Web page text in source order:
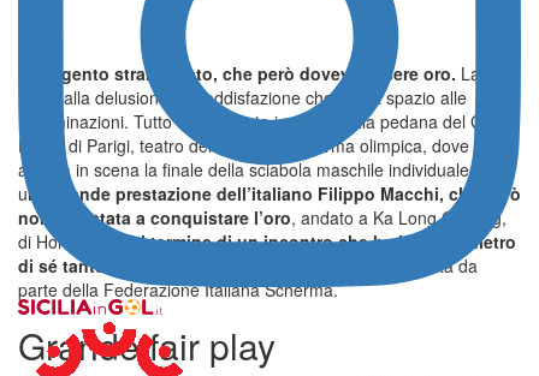
Un argento strameritato, che però doveva essere oro. La gioia
mista alla delusione, la soddisfazione che lascia spazio alle
recriminazioni. Tutto ciò si è visto ieri sera sulla pedana del Grand
Palais di Parigi, teatro del torneo di scherma olimpica, dove è
andata in scena la finale della sciabola maschile individuale, con
una grande prestazione dell’italiano Filippo Macchi, che però
non è bastata a conquistare l’oro, andato a Ka Long Cheung,
di Hong Kong,al termine di un incontro che ha lasciato dietro
di sé tante polemiche
, ed una protesta formale inoltrata da
parte della Federazione Italiana Scherma.
Grande fair play